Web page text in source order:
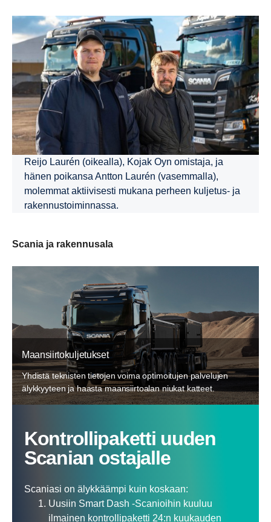
Reijo Laurén (oikealla), Kojak Oyn omistaja, ja
hänen poikansa Antton Laurén (vasemmalla),
molemmat aktiivisesti mukana perheen kuljetus- ja
rakennustoiminnassa.
Scania ja rakennusala
Maansiirtokuljetukset
Yhdistä teknisten tietojen voima optimoitujen palvelujen
älykkyyteen ja haasta maansiirtoalan niukat katteet.
Kontrol­li­pa­ketti uuden
Scanian ostajalle
Scaniasi on älykkäämpi kuin koskaan:
Uusiin Smart Dash -Scanioihin kuuluu
ilmainen kontrollipaketti 24:n kuukauden